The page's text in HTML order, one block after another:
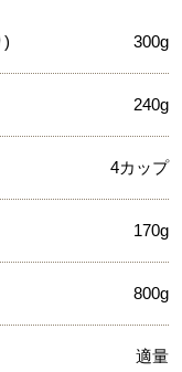
) 300g
240g
4カップ
170g
800g
適量